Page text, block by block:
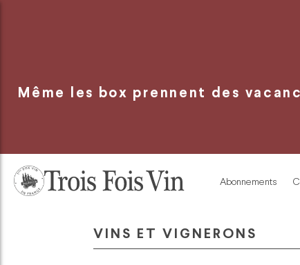
Même les box prennent des
Abonnements
VINS ET VIGNERONS